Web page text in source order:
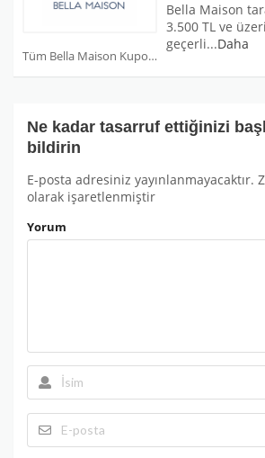
Tüm Bella Maison Kuponları
Bella Maison
3.500 TL ve
geçerli...Daha
Ne kadar tasarruf ettiğinizi
bildirin
E-posta adresiniz yayınlanmayacaktır.
olarak işaretlenmiştir
Yorum